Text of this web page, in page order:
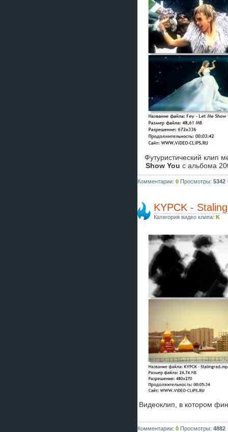
Футуристический клип
Show You с альбома
Комментарии: 0 Просмотры: 5342
KYPCK -
Категория видео клипа: K
Видеоклип, в котором
Комментарии: 0 Просмотры: 4882